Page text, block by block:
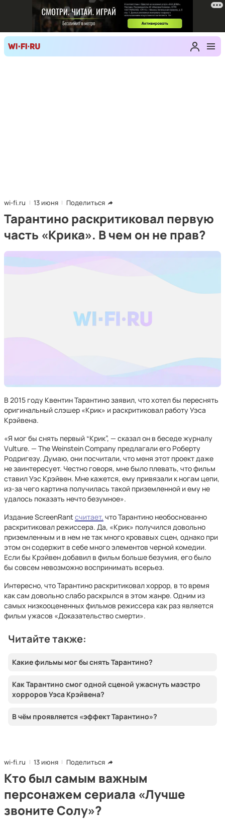
wi-fi.ru 13 июня Поделиться
Тарантино раскритиковал первую
часть «Крика». В чем он не прав?
В 2015 году Квентин Тарантино заявил, что хотел бы переснять
оригинальный слэшер «Крик» и раскритиковал работу Уэса
Крэйвена.
«Я мог бы снять первый “Крик”, — сказал он в беседе журналу
Vulture. — The Weinstein Company предлагали его Роберту
Родригезу. Думаю, они посчитали, что меня этот проект даже
не заинтересует. Честно говоря, мне было плевать, что фильм
ставил Уэс Крэйвен. Мне кажется, ему привязали к ногам цепи,
из-за чего картина получилась такой приземленной и ему не
удалось показать нечто безумное».
Издание ScreenRantсчитает, что Тарантино необоснованно
раскритиковал режиссера. Да, «Крик» получился довольно
приземленным и в нем не так много кровавых сцен, однако при
этом он содержит в себе много элементов черной комедии.
Если бы Крэйвен добавил в фильм больше безумия, его было
бы совсем невозможно воспринимать всерьез.
Интересно, что Тарантино раскритиковал хоррор, в то время
как сам довольно слабо раскрылся в этом жанре. Одним из
самых низкооцененных фильмов режиссера как раз является
фильм ужасов «Доказательство смерти».
Читайте также:
Какие фильмы мог бы снять Тарантино?
Как Тарантино смог одной сценой ужаснуть маэстро
хорроров Уэса Крэйвена?
В чём проявляется «эффект Тарантино»?
wi-fi.ru 13 июня Поделиться
Кто был самым важным
персонажем сериала «Лучше
звоните Солу»?